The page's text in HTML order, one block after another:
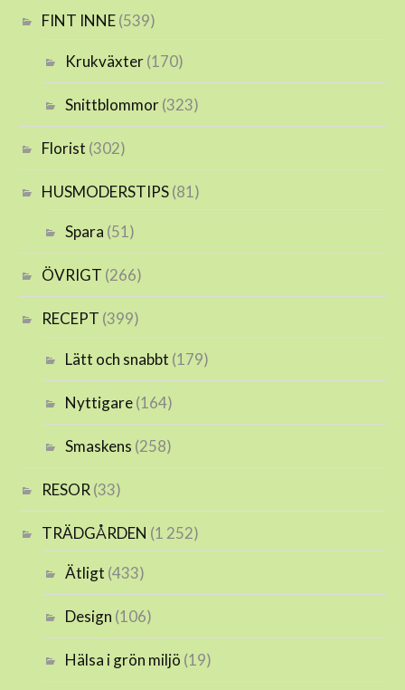
FINT INNE(539)
Krukväxter(170)
Snittblommor(323)
Florist (302)
HUSMODERSTIPS(81)
Spara (51)
ÖVRIGT (266)
RECEPT (399)
Lätt och snabbt (179)
Nyttigare(164)
Smaskens (258)
RESOR (33)
TRÄDGÅRDEN (1 252)
Ätligt (433)
Design (106)
Hälsa i grön miljö (19)